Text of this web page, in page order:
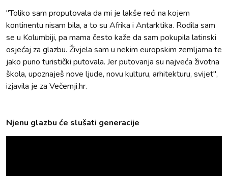
"Toliko sam proputovala da mi je lakše reći na kojem
kontinentu nisam bila, a to su Afrika i Antarktika. Rodila sam
se u Kolumbiji, pa mama često kaže da sam pokupila latinski
osjećaj za glazbu. Živjela sam u nekim europskim zemljama te
jako puno turistički putovala. Jer putovanja su najveća životna
škola, upoznaješ nove ljude, novu kulturu, arhitekturu, svijet",
izjavila je za Večernji.hr.
Njenu glazbu će slušati generacije